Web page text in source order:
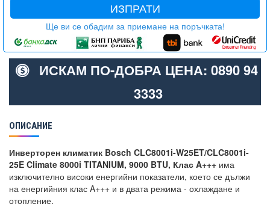
ИЗПРАТИ
Ще ви се обадим за приемане на поръчката!
ИСКАМ ПО-ДОБРА ЦЕНА: 0890 94
3333
ОПИСАНИЕ
Инверторен климатик Bosch CLC8001i-W25ET/CLC8001i-
25E Climate 8000i TITANIUM, 9000 BTU, Клас A+++ има
изключително високи енергийни показатели, което се дължи
на енергийния клас A+++ и в двата режима - охлаждане и
отопление.